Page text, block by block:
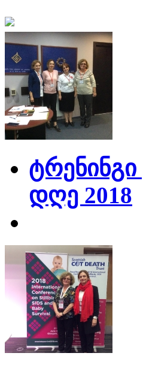
ტრენინგი
დღე 2018